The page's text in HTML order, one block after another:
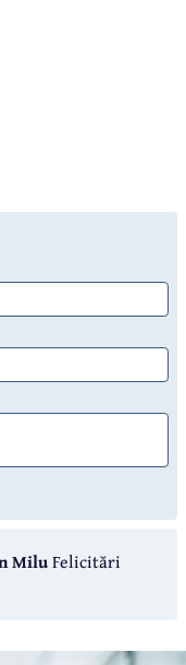
MiluFelicitări